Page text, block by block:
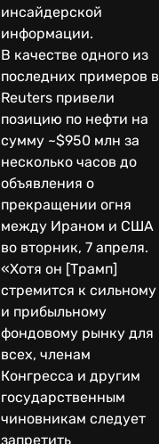
инсайдерской
информации.
В качестве одного из
последних примеров в
Reuters привели
позицию по нефти на
сумму ~$950 млн за
несколько часов до
объявления о
прекращении огня
между Ираном и США
во вторник, 7 апреля.
«Хотя он [Трамп]
стремится к сильному
и прибыльному
фондовому рынку для
всех, членам
Конгресса и другим
государственным
чиновникам следует
запретить